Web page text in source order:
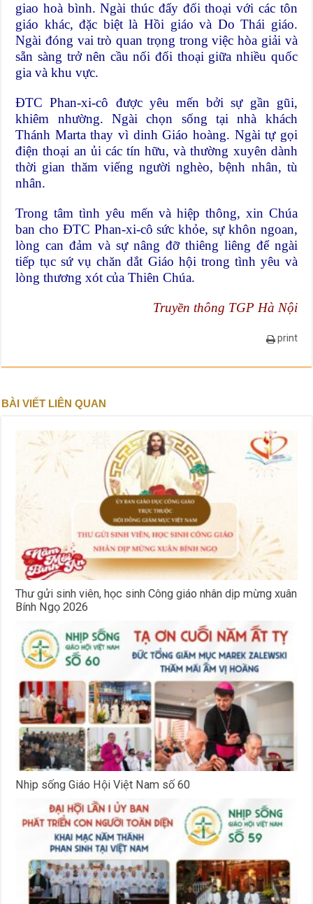
giao hoà bình. Ngài thúc đẩy đối thoại với các tôn
giáo khác, đặc biệt là Hồi giáo và Do Thái giáo.
Ngài đóng vai trò quan trọng trong việc hòa giải và
sẵn sàng trở nên cầu nối đối thoại giữa nhiều quốc
gia và khu vực.
ĐTC Phan-xi-cô được yêu mến bởi sự gần gũi,
khiêm nhường. Ngài chọn sống tại nhà khách
Thánh Marta thay vì dinh Giáo hoàng. Ngài tự gọi
điện thoại an ủi các tín hữu, và thường xuyên dành
thời gian thăm viếng người nghèo, bệnh nhân, tù
nhân.
Trong tâm tình yêu mến và hiệp thông, xin Chúa
ban cho ĐTC Phan-xi-cô sức khỏe, sự khôn ngoan,
lòng can đảm và sự nâng đỡ thiêng liêng để ngài
tiếp tục sứ vụ chăn dắt Giáo hội trong tình yêu và
lòng thương xót của Thiên Chúa.
Truyền thông TGP Hà Nội
print
BÀI VIẾT LIÊN QUAN
Thư gửi sinh viên, học sinh Công giáo nhân dịp mừng xuân
Bính Ngọ 2026
Nhịp sống Giáo Hội Việt Nam số 60